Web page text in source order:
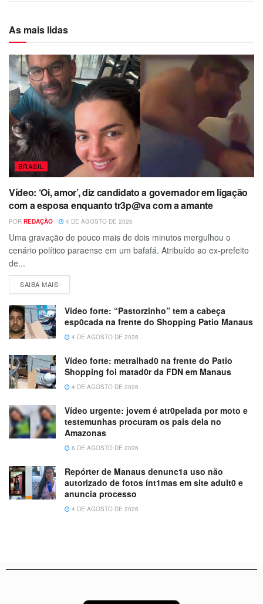
As mais lidas
BRASIL
Vídeo: ‘Oi, amor’, diz candidato a governador em ligação
com a esposa enquanto tr3p@va com a amante
POR REDAÇÃO 4 DE AGOSTO DE 2026
Uma gravação de pouco mais de dois minutos mergulhou o
cenário político paraense em um bafafá. Atribuído ao ex-prefeito
de...
SAIBA MAIS
Vídeo forte: “Pastorzinho” tem a cabeça
esp0cada na frente do Shopping Patio Manaus
4 DE AGOSTO DE 2026
Vídeo forte: metralhad0 na frente do Patio
Shopping foi matad0r da FDN em Manaus
4 DE AGOSTO DE 2026
Vídeo urgente: jovem é atr0pelada por moto e
testemunhas procuram os pais dela no
Amazonas
6 DE AGOSTO DE 2026
Repórter de Manaus denunc1a uso não
autorizado de fotos ínt1mas em site adult0 e
anuncia processo
4 DE AGOSTO DE 2026